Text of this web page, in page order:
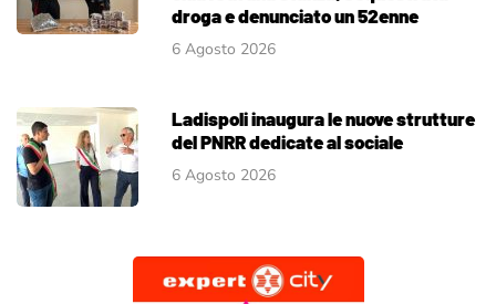
droga e denunciato un 52enne
6 Agosto 2026
Ladispoli inaugura le nuove strutture
del PNRR dedicate al sociale
6 Agosto 2026